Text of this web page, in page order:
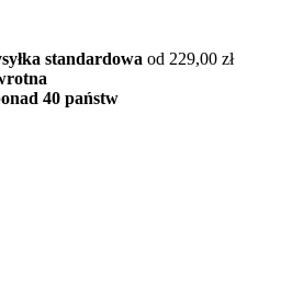
standardowa od 229,00 zł
40 państw